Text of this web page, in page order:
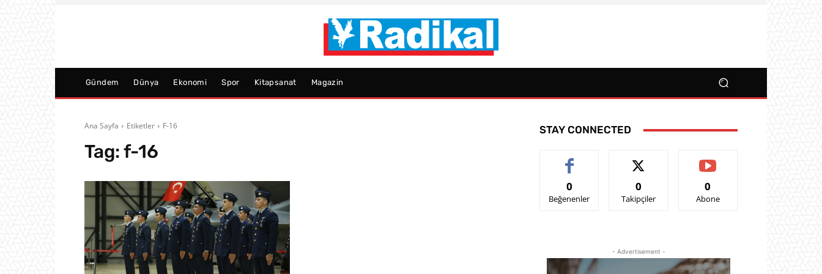
Gündem Dünya Ekonomi Spor Kitapsanat Magazin
Ana Sayfa Etiketler F-16
Tag:f-16
STAY CONNECTED
0
Beğenenler
0
Takipçiler
0
Abone
- Advertisement -